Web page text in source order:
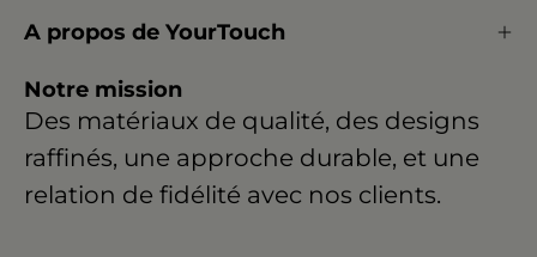
A propos de YourTouch
Notre mission
Des matériaux de qualité, des designs
raffinés, une approche durable, et une
relation de fidélité avec nos clients.